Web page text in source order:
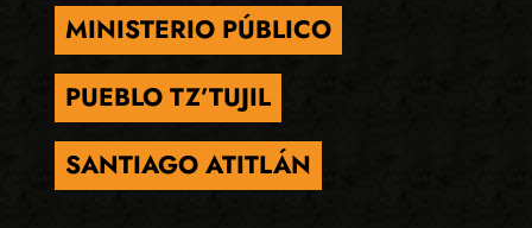
MINISTERIO PÚBLICO
PUEBLO TZ’TUJIL
SANTIAGO ATITLÁN